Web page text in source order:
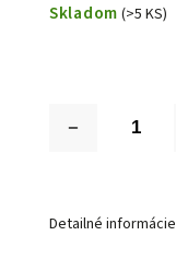
Skladom (>5 KS)
Detailné informácie